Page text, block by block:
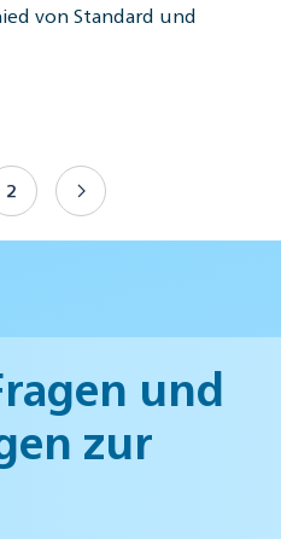
von Standard und
2
und
zur